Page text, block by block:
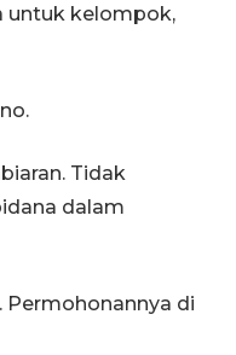
untuk kelompok,
Tidak
dalam
Permohonannya di
terdakwa
Nurhadi